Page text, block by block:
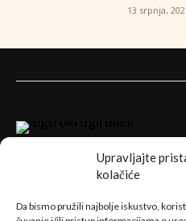
Upravljajte
kolačiće
Da bismo pružili najbolje iskustvo,
13 srpnja,